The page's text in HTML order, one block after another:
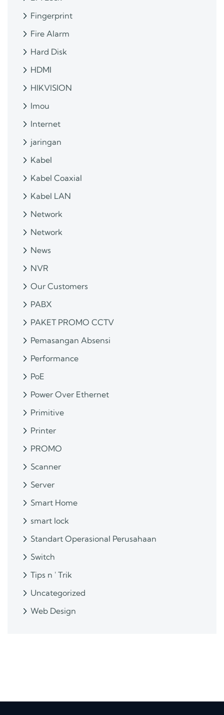
Fingerprint
Fire Alarm
Hard Disk
HDMI
HIKVISION
Imou
Internet
jaringan
Kabel
Kabel Coaxial
Kabel LAN
Network
Network
News
NVR
Our Customers
PABX
PAKET PROMO CCTV
Pemasangan Absensi
Performance
PoE
Power Over Ethernet
Primitive
Printer
PROMO
Scanner
Server
Smart Home
smart lock
Standart Operasional Perusahaan
Switch
Tips n ' Trik
Uncategorized
Web Design